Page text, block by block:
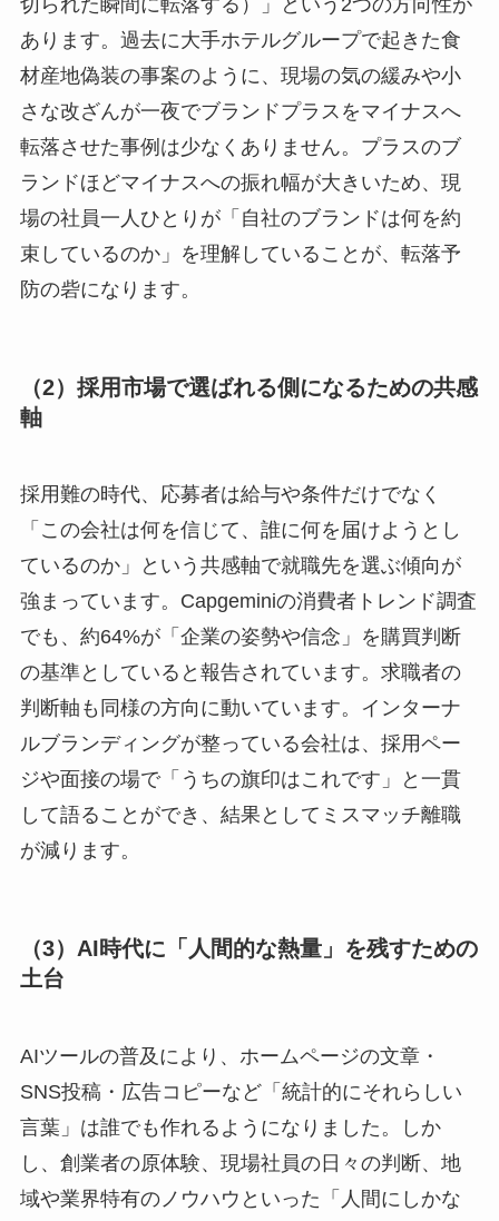
あります。過去に大手ホテルグループで起きた食
材産地偽装の事案のように、現場の気の緩みや小
さな改ざんが一夜でブランドプラスをマイナスへ
転落させた事例は少なくありません。プラスのブ
ランドほどマイナスへの振れ幅が大きいため、現
場の社員一人ひとりが「自社のブランドは何を約
束しているのか」を理解していることが、転落予
防の砦になります。
（2）採用市場で選ばれる側になるための共感
軸
採用難の時代、応募者は給与や条件だけでなく
「この会社は何を信じて、誰に何を届けようとし
ているのか」という共感軸で就職先を選ぶ傾向が
強まっています。Capgeminiの消費者トレンド調査
でも、約64%が「企業の姿勢や信念」を購買判断
の基準としていると報告されています。求職者の
判断軸も同様の方向に動いています。インターナ
ルブランディングが整っている会社は、採用ペー
ジや面接の場で「うちの旗印はこれです」と一貫
して語ることができ、結果としてミスマッチ離職
が減ります。
（3）AI時代に「人間的な熱量」を残すための
土台
AIツールの普及により、ホームページの文章・
SNS投稿・広告コピーなど「統計的にそれらしい
言葉」は誰でも作れるようになりました。しか
し、創業者の原体験、現場社員の日々の判断、地
域や業界特有のノウハウといった「人間にしかな